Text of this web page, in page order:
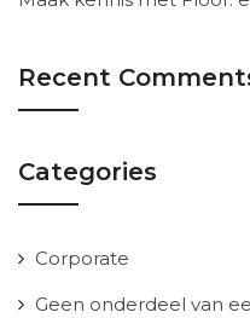
Recent
Categories
Corporate
Geen onderdeel van